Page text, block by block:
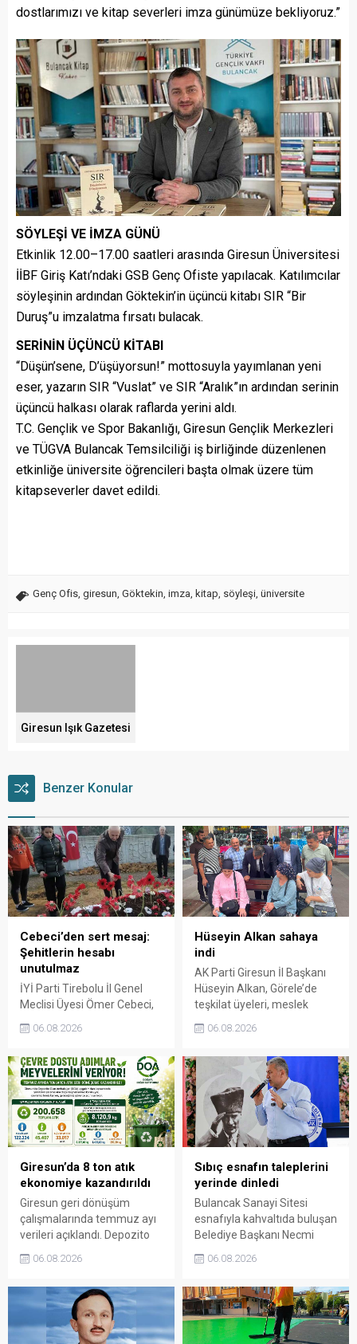
dostlarımızı ve kitap severleri imza günümüze bekliyoruz.”
SÖYLEŞİ VE İMZA GÜNÜ
Etkinlik 12.00–17.00 saatleri arasında Giresun Üniversitesi
İİBF Giriş Katı’ndaki GSB Genç Ofiste yapılacak. Katılımcılar
söyleşinin ardından Göktekin’in üçüncü kitabı SIR “Bir
Duruş”u imzalatma fırsatı bulacak.
SERİNİN ÜÇÜNCÜ KİTABI
“Düşün’sene, D’üşüyorsun!” mottosuyla yayımlanan yeni
eser, yazarın SIR “Vuslat” ve SIR “Aralık”ın ardından serinin
üçüncü halkası olarak raflarda yerini aldı.
T.C. Gençlik ve Spor Bakanlığı, Giresun Gençlik Merkezleri
ve TÜGVA Bulancak Temsilciliği iş birliğinde düzenlenen
etkinliğe üniversite öğrencileri başta olmak üzere tüm
kitapseverler davet edildi.
Genç Ofis, giresun, Göktekin, imza, kitap, söyleşi, üniversite
Giresun Işık Gazetesi
Benzer Konular
Cebeci’den sert mesaj:
Şehitlerin hesabı
unutulmaz
İYİ Parti Tirebolu İl Genel
Meclisi Üyesi Ömer Cebeci,
Cemiyeti’nin Milli Mücadele
çekti. Cebeci, Giresun’un
bağımsızlık mücadelesinde
üstlendiği tarihi
sorumluluğun gelecek
nesillere doğru anlatılması
gerektiğini söyledi.
06.08.2026
Hüseyin Alkan sahaya
indi
AK Parti Giresun İl Başkanı
Hüseyin Alkan, Görele’de
teşkilat üyeleri, meslek
gelerek talep ve beklentileri
06.08.2026
Giresun’da 8 ton atık
ekonomiye kazandırıldı
Giresun geri dönüşüm
çalışmalarında temmuz ayı
verileri açıklandı. Depozito
uygulamasına destek veren
ambalajın çöpe gitmesini
06.08.2026
Sıbıç esnafın taleplerini
yerinde dinledi
Bulancak Sanayi Sitesi
esnafıyla kahvaltıda buluşan
Belediye Başkanı Necmi
planlanan çalışmaları
da yaşadığı sorunları ve
beklentilerini doğrudan
Başkan Sıbıç’a aktardı.
06.08.2026